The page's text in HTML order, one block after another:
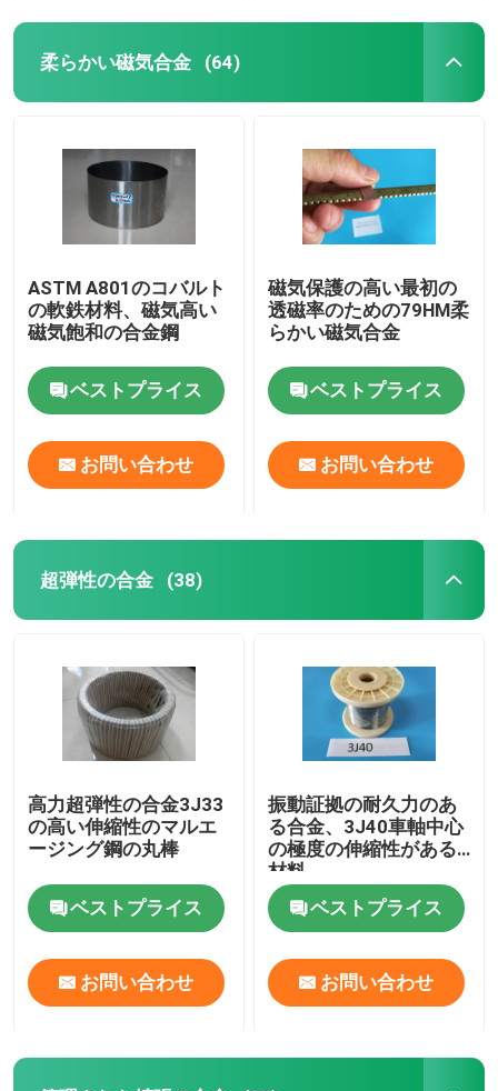
柔らかい磁気合金 (64)
ASTM A801のコバルト
の軟鉄材料、磁気高い
磁気飽和の合金鋼
ベストプライス
お問い合わせ
磁気保護の高い最初の
透磁率のための79HM柔
らかい磁気合金
ベストプライス
お問い合わせ
超弾性の合金 (38)
高力超弾性の合金3J33
の高い伸縮性のマルエ
ージング鋼の丸棒
ベストプライス
お問い合わせ
振動証拠の耐久力のあ
る合金、3J40車軸中心
の極度の伸縮性がある
材料
ベストプライス
お問い合わせ